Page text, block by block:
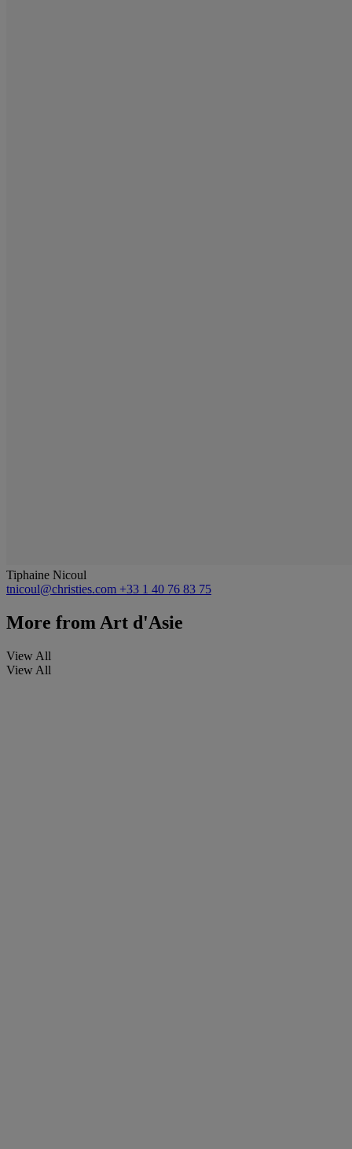
Tiphaine Nicoul
tnicoul@christies.com +33 1 40 76 83 75
More from Art d'Asie
View All
View All